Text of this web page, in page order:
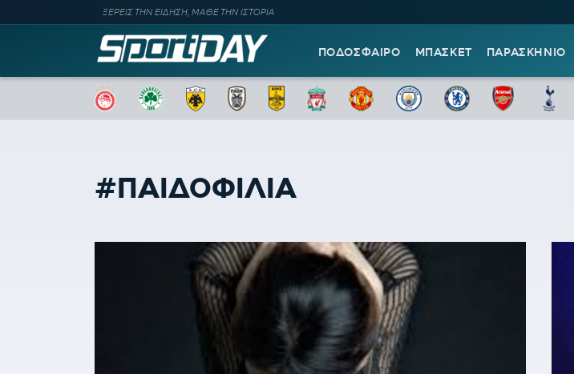
ΞΕΡΕΙΣ ΤΗΝ ΕΙΔΗΣΗ, ΜΑΘΕ ΤΗΝ ΙΣΤΟΡΙΑ
ΠΟΔΟΣΦΑΙΡΟ ΜΠΑΣΚΕΤ ΠΑΡΑΣΚΗΝΙΟ
#ΠΑΙΔΟΦΙΛΙΑ